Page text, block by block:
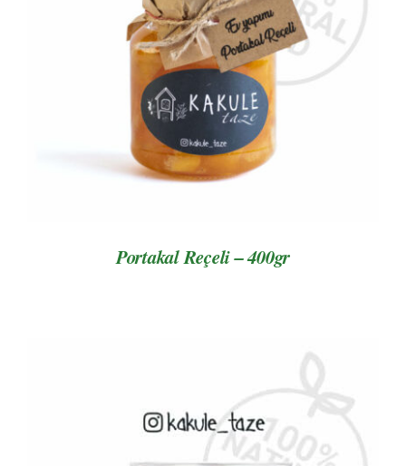
AYRINTILAR
Portakal Reçeli – 400gr